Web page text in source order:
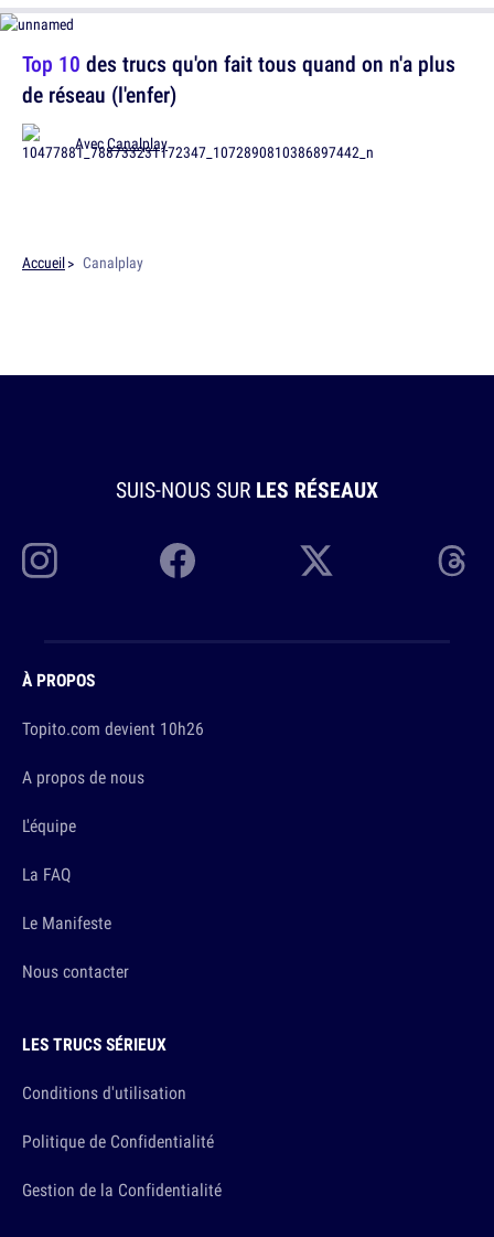
Top 10 des trucs qu'on fait tous quand on n'a plus
de réseau (l'enfer)
AvecCanalplay
Accueil Canalplay
SUIS-NOUS SUR LES RÉSEAUX
À PROPOS
Topito.com devient 10h26
A propos de nous
L'équipe
La FAQ
Le Manifeste
Nous contacter
LES TRUCS SÉRIEUX
Conditions d'utilisation
Politique de Confidentialité
Gestion de la Confidentialité